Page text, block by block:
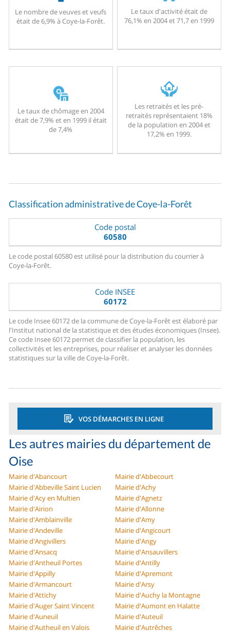
Le nombre de veuves et veufs
était de 6,9% à Coye-la-Forêt.
Le taux d'activité était de
76,1% en 2004 et 71,7 en 1999
Le taux de chômage en 2004
était de 7,9% et en 1999 il était
de 7,4%
Les retraités et les pré-
retraités représentaient 18%
de la population en 2004 et
17,2% en 1999.
Classification administrative de Coye-la-Forêt
Code postal
60580
Le code postal 60580 est utilisé pour la distribution du courrier à
Coye-la-Forêt.
Code INSEE
60172
Le code Insee 60172 de la commune de Coye-la-Forêt est élaboré par
l'Institut national de la statistique et des études économiques (Insee).
Ce code Insee 60172 permet de classifier la population, les
collectivités et les entreprises, pour réaliser et analyser les données
statistiques sur la ville de Coye-la-Forêt.
VOS DÉMARCHES EN LIGNE
Les autres mairies du département de
Oise
Mairie d'Abancourt
Mairie d'Abbecourt
Mairie d'Abbeville Saint Lucien
Mairie d'Achy
Mairie d'Acy en Multien
Mairie d'Agnetz
Mairie d'Airion
Mairie d'Allonne
Mairie d'Amblainville
Mairie d'Amy
Mairie d'Andeville
Mairie d'Angicourt
Mairie d'Angivillers
Mairie d'Angy
Mairie d'Ansacq
Mairie d'Ansauvillers
Mairie d'Antheuil Portes
Mairie d'Antilly
Mairie d'Appilly
Mairie d'Apremont
Mairie d'Armancourt
Mairie d'Arsy
Mairie d'Attichy
Mairie d'Auchy la Montagne
Mairie d'Auger Saint Vincent
Mairie d'Aumont en Halatte
Mairie d'Auneuil
Mairie d'Auteuil
Mairie d'Autheuil en Valois
Mairie d'Autrêches